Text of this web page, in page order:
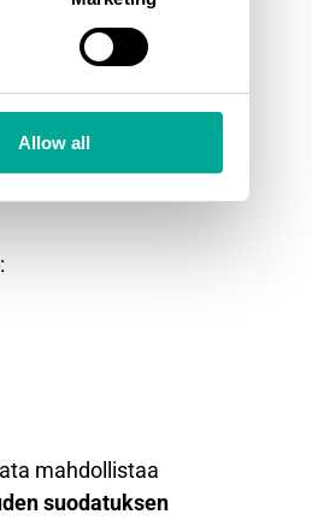
Allow all
komponenttien
toimintahäiriöt.
toimintaan ja
kalibroinnit ja
mahdollistaa
suodatuksen